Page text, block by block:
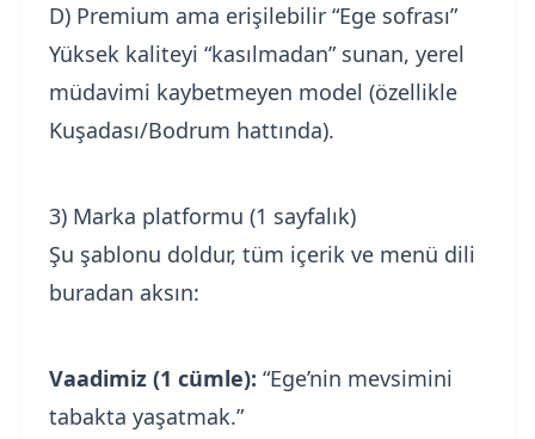
D) Premium ama erişilebilir “Ege sofrası”
Yüksek kaliteyi “kasılmadan” sunan, yerel
müdavimi kaybetmeyen model (özellikle
Kuşadası/Bodrum hattında).
3) Marka platformu (1 sayfalık)
Şu şablonu doldur, tüm içerik ve menü dili
buradan aksın:
Vaadimiz (1 cümle): “Ege’nin mevsimini
tabakta yaşatmak.”